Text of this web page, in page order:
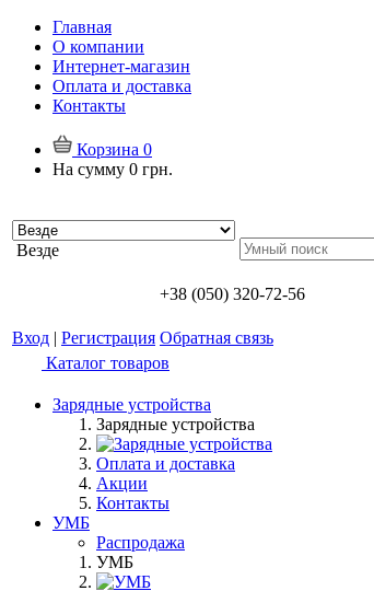
Главная
О компании
Интернет-магазин
Оплата и доставка
Контакты
Корзина 0
На сумму 0 грн.
Везде
+38 (050) 320-72-56
Вход | Регистрация Обратная связь
Каталог товаров
Зарядные устройства
Зарядные устройства
Оплата и доставка
Акции
Контакты
УМБ
Распродажа
УМБ